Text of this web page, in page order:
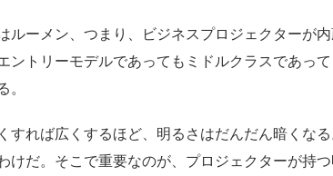
ーメン、つまり、ビジネスプロジェクターが
ントリーモデルであってもミドルクラスであっ
れば広くするほど、明るさはだんだん暗くな
けだ。そこで重要なのが、プロジェクターが持